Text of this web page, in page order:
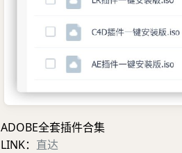
ADOBE全套插件合集
LINK： 直达